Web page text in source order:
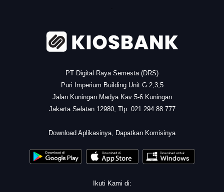
PT Digital Raya Semesta (DRS)
Puri Imperium Building Unit G 2,3,5
Jalan Kuningan Madya Kav 5-6 Kuningan
Jakarta Selatan 12980, Tlp. 021 294 88 777
Download Aplikasinya, Dapatkan Komisinya
Ikuti Kami di: